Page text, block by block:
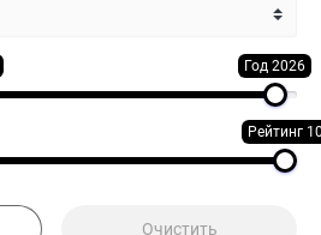
Год 2026
Рейтинг